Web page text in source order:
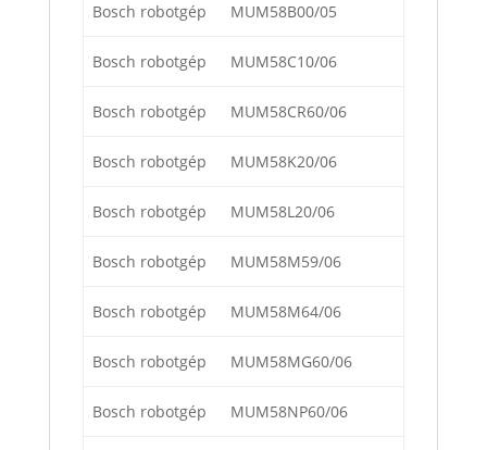
Bosch robotgép MUM58B00/05
Bosch robotgép MUM58C10/06
Bosch robotgép MUM58CR60/06
Bosch robotgép MUM58K20/06
Bosch robotgép MUM58L20/06
Bosch robotgép MUM58M59/06
Bosch robotgép MUM58M64/06
Bosch robotgép MUM58MG60/06
Bosch robotgép MUM58NP60/06